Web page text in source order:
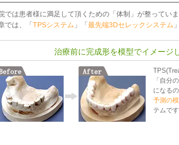
来
では患者様に満足して頂くための「体制」が整っていま
では、「 TPSシステム 」「 最先端3Dセレックシステム
治療前に完成形を模型でイメージ
「自分
になる
予測の
テムです